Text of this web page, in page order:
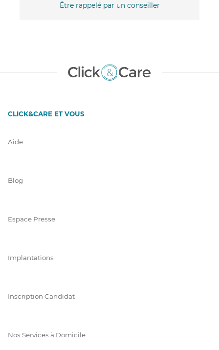
Être rappelé par un conseiller
CLICK&CARE ET VOUS
Aide
Blog
Espace Presse
Implantations
Inscription Candidat
Nos Services à Domicile